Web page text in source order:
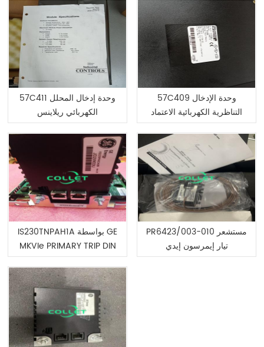
57C411 وحدة إدخال المحلل
الكهربائي ريلاينس
57C409 وحدة الإدخال
التناظرية الكهربائية الاعتماد
IS230TNPAH1A بواسطة GE
MKVIe PRIMARY TRIP DIN
RAIL MODULE
PR6423/003-010 مستشعر
تيار إيمرسون إيدي